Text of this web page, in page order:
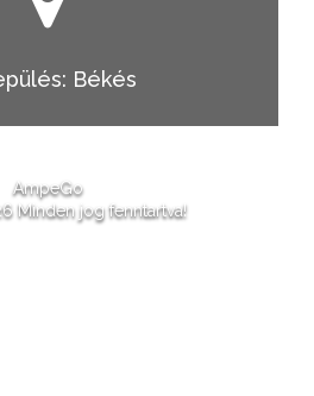
Békés
AmpeGo
Minden jog fenntartva!